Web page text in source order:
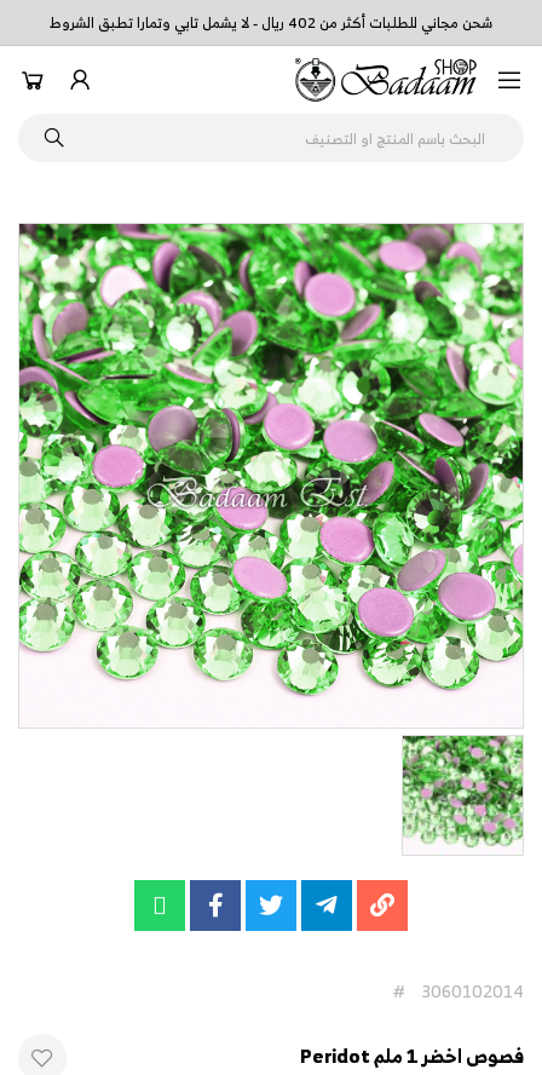
شحن مجاني للطلبات أكثر من 402 ريال - لا يشمل تابي وتمارا تطبق الشروط
3060102014
#
فصوص اخضر 1 ملم Peridot